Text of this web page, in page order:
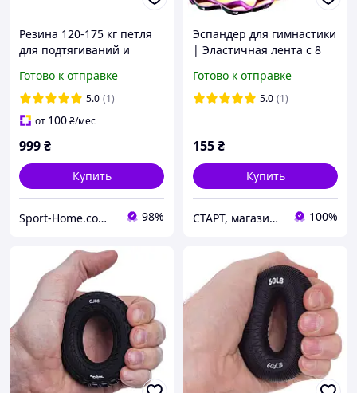
Резина 120-175 кг петля
для подтягиваний и
силовая Zelart POWER
LOOP FI-5439-8
Готово к отправке
5.0 (1)
от 100₴/мес
999₴
Купить
Sport-Home.com.ua Интернет-магазин спортивых товаров для дома и спортзалов 98%
Эспандер для гимнастики
| Эластичная лента с 8
и фитнеса |
Сопротивление 10 кг
Готово к отправке
5.0 (1)
155₴
Купить
СТАРТ, магазин спортивных товаров 100%